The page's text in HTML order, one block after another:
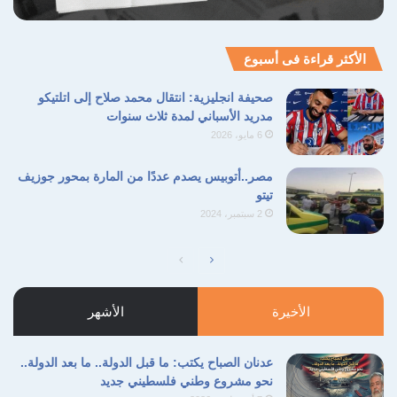
الأكثر قراءة فى أسبوع
صحيفة انجليزية: انتقال محمد صلاح إلى اتلتيكو
مدريد الأسباني لمدة ثلاث سنوات
6 مايو، 2026
مصر..أتوبيس يصدم عددًا من المارة بمحور جوزيف
تيتو
2 سبتمبر، 2024
الصفحة
السابقة
الصفحة
التالية
الأخيرة الأشهر
عدنان الصباح يكتب: ما قبل الدولة.. ما بعد الدولة..
نحو مشروع وطني فلسطيني جديد